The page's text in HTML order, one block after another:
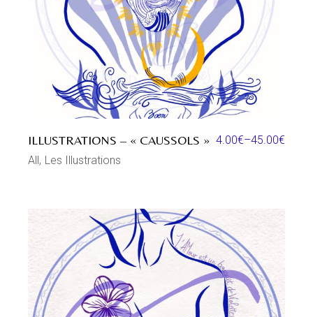
ILLUSTRATIONS – « CAUSSOLS » 4.00€–45.00€
All
Les Illustrations